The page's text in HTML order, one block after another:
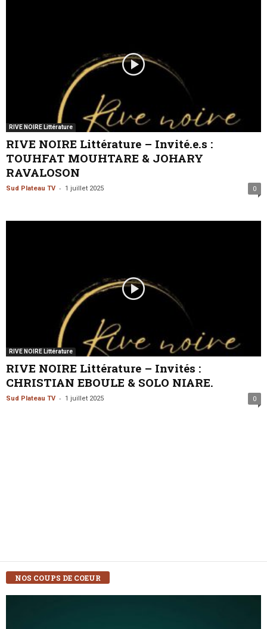
RIVE NOIRE Littérature
RIVE NOIRE Littérature – Invité.e.s :
TOUHFAT MOUHTARE & JOHARY
RAVALOSON
Sud Plateau TV - 1 juillet 2025 0
RIVE NOIRE Littérature
RIVE NOIRE Littérature – Invités :
CHRISTIAN EBOULE & SOLO NIARE.
Sud Plateau TV - 1 juillet 2025 0
NOS COUPS DE COEUR